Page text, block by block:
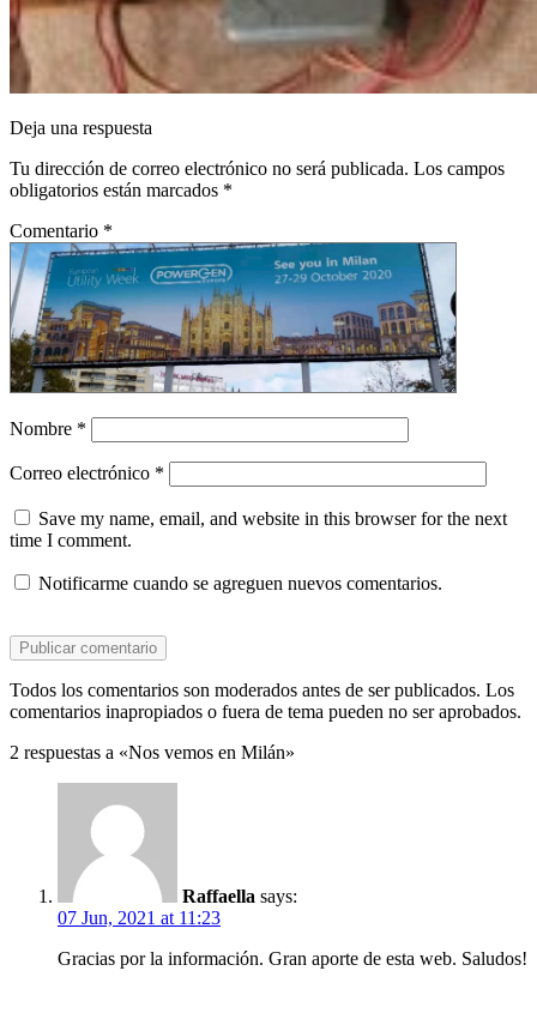
Deja una respuesta
Tu dirección de correo electrónico no será publicada. Los campos
obligatorios están marcados *
Comentario *
Nombre *
Correo electrónico *
Save my name, email, and website in this browser for the next
time I comment.
Notificarme cuando se agreguen nuevos comentarios.
Todos los comentarios son moderados antes de ser publicados. Los
comentarios inapropiados o fuera de tema pueden no ser aprobados.
2 respuestas a «Nos vemos en Milán»
Raffaella says:
07 Jun, 2021 at 11:23
Gracias por la información. Gran aporte de esta web. Saludos!